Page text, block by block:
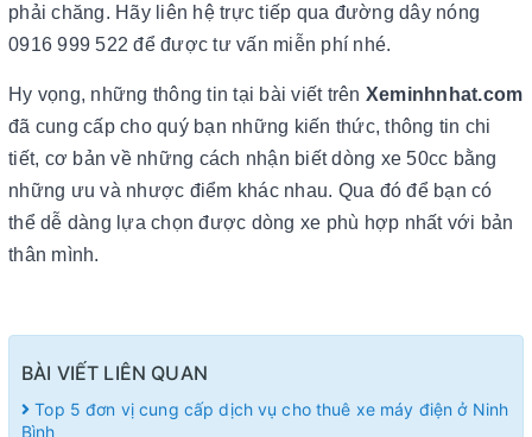
phải chăng. Hãy liên hệ trực tiếp qua đường dây nóng
0916 999 522 để được tư vấn miễn phí nhé.
Hy vọng, những thông tin tại bài viết trên Xeminhnhat.com
đã cung cấp cho quý bạn những kiến thức, thông tin chi
tiết, cơ bản về những cách nhận biết dòng xe 50cc bằng
những ưu và nhược điểm khác nhau. Qua đó để bạn có
thể dễ dàng lựa chọn được dòng xe phù hợp nhất với bản
thân mình.
BÀI VIẾT LIÊN QUAN
Top 5 đơn vị cung cấp dịch vụ cho thuê xe máy điện ở Ninh
Bình